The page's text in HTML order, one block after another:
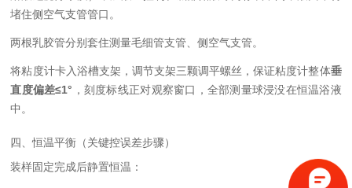
堵住侧空气支管管口。
两根乳胶管分别套住测量毛细管支管、侧空气支管。
将粘度计卡入浴槽支架，调节支架三颗调平螺丝，保证粘度计整体垂
直度偏差≤1° ，刻度标线正对观察窗口，全部测量球浸没在恒温浴液
中。
四、恒温平衡（关键控误差步骤）
装样固定完成后静置恒温：